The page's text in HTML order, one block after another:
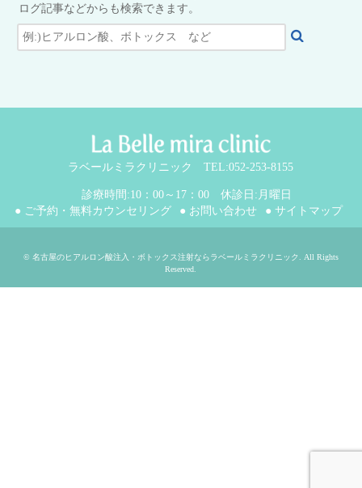
ログ記事などからも検索できます。
ラベールミラクリニック TEL:052-253-8155
診療時間:10：00～17：00 休診日:月曜日
● ご予約・無料カウンセリング
● お問い合わせ ● サイトマップ
© 名古屋のヒアルロン酸注入・ボトックス注射ならラベールミラクリニック. All Rights
Reserved.